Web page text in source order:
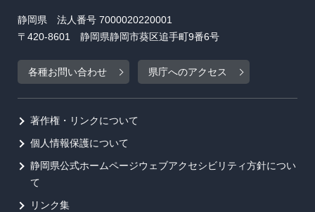
静岡県 法人番号 7000020220001
〒420-8601 静岡県静岡市葵区追手町9番6号
各種お問い合わせ 県庁へのアクセス
著作権・リンクについて
個人情報保護について
静岡県公式ホームページウェブアクセシビリティ方針につい
て
リンク集